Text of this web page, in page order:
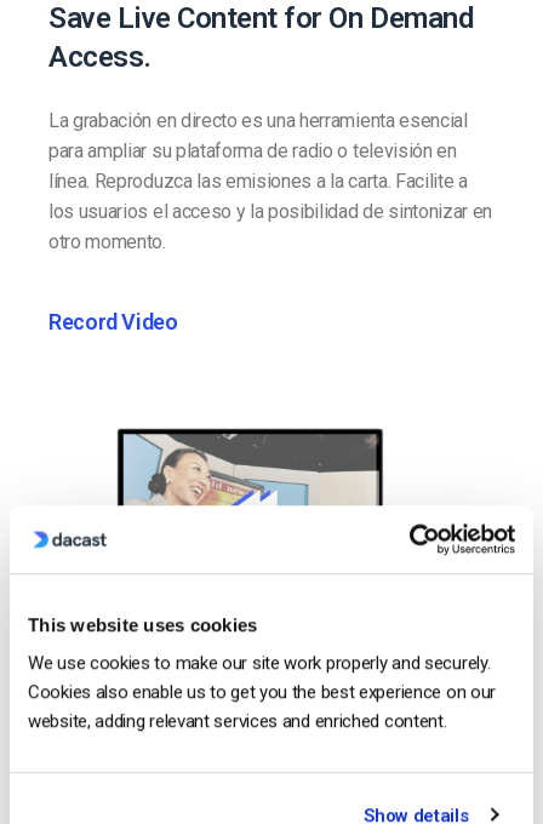
This website uses cookies
We use cookies to make our site work properly and securely.
Cookies also enable us to get you the best experience on our
website, adding relevant services and enriched content.
Show details
Save Live Content for On Demand
Access.
La grabación en directo es una herramienta esencial
para ampliar su plataforma de radio o televisión en
línea. Reproduzca las emisiones a la carta. Facilite a
los usuarios el acceso y la posibilidad de sintonizar en
otro momento.
Record Video